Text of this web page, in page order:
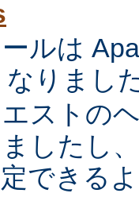
ルは
りまし
ストの
したし
できる